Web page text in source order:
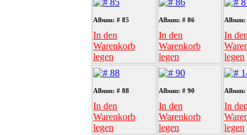
Album: # 85
In den
Warenkorb
legen
Album: # 86
In den
Warenkorb
legen
Album:
In den
legen
Album: # 88
In den
Warenkorb
legen
Album: # 90
In den
Warenkorb
legen
Album:
In den
legen